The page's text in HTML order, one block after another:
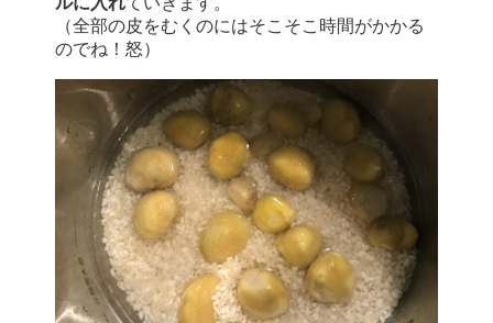
（全部の皮をむくのにはそこそこ時間がかかる
のでね！怒）